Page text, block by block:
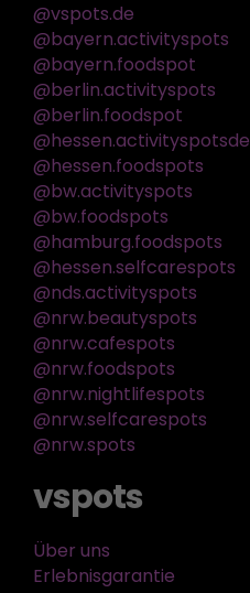
@vspots.de
@bayern.activityspots
@bayern.foodspot
@berlin.activityspots
@berlin.foodspot
@hessen.activityspotsde
@hessen.foodspots
@bw.activityspots
@bw.foodspots
@hamburg.foodspots
@hessen.selfcarespots
@nds.activityspots
@nrw.beautyspots
@nrw.cafespots
@nrw.foodspots
@nrw.nightlifespots
@nrw.selfcarespots
@nrw.spots
vspots
Über uns
Erlebnisgarantie